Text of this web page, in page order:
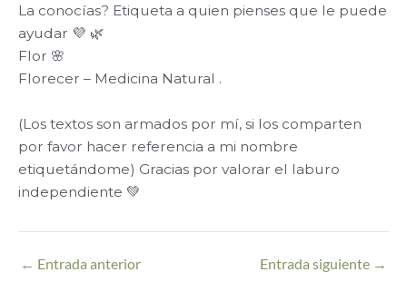
La conocías? Etiqueta a quien pienses que le puede
ayudar 💜 🌿
Flor 🌸
Florecer – Medicina Natural .
(Los textos son armados por mí, si los comparten
por favor hacer referencia a mi nombre
etiquetándome) Gracias por valorar el laburo
independiente 💚
← Entrada anterior Entrada siguiente →